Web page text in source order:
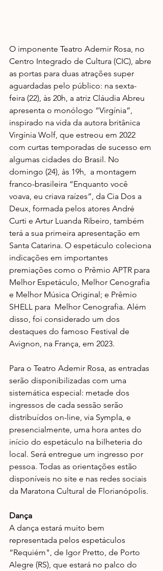
O imponente Teatro Ademir Rosa, no
Centro Integrado de Cultura (CIC), abre
as portas para duas atrações super
aguardadas pelo público: na sexta-
feira (22), às 20h, a atriz Cláudia Abreu
apresenta o monólogo “Virgínia”,
inspirado na vida da autora britânica
Virgínia Wolf, que estreou em 2022
com curtas temporadas de sucesso em
algumas cidades do Brasil. No
domingo (24), às 19h,  a montagem
franco-brasileira “Enquanto você
voava, eu criava raízes”, da Cia Dos a
Deux, formada pelos atores André
Curti e Artur Luanda Ribeiro, também
terá a sua primeira apresentação em
Santa Catarina. O espetáculo coleciona
indicações em importantes
premiações como o Prêmio APTR para
Melhor Espetáculo, Melhor Cenografia
e Melhor Música Original; e Prêmio
SHELL para  Melhor Cenografia. Além
disso, foi considerado um dos
destaques do famoso Festival de
Avignon, na França, em 2023.
Para o Teatro Ademir Rosa, as entradas
serão disponibilizadas com uma
sistemática especial: metade dos
ingressos de cada sessão serão
distribuídos on-line, via Sympla, e
presencialmente, uma hora antes do
início do espetáculo na bilheteria do
local. Será entregue um ingresso por
pessoa. Todas as orientações estão
disponíveis no site e nas redes sociais
da Maratona Cultural de Florianópolis.
Dança
A dança estará muito bem
representada pelos espetáculos
“Requiém", de Igor Pretto, de Porto
Alegre (RS), que estará no palco do